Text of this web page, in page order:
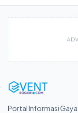
Portal Informasi